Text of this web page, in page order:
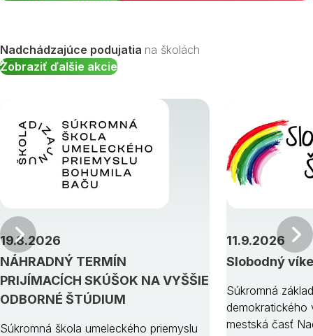
Nadchádzajúce podujatia na školách
Zobraziť ďalšie akcie
NÁHRADNÝ TERMÍN
PRIJÍMACÍCH SKÚŠOK NA VYŠŠIE
ODBORNÉ ŠTÚDIUM
19.8.2026
Súkromná škola umeleckého priemyslu
Slobodný
11.9.2026
Súkromná
demokratického
mestská časť
Predchádzajúci